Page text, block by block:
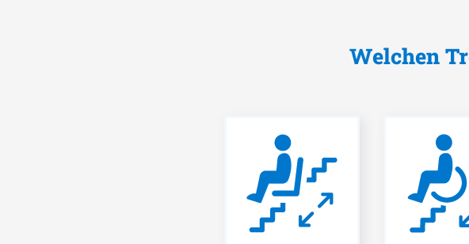
Welchen